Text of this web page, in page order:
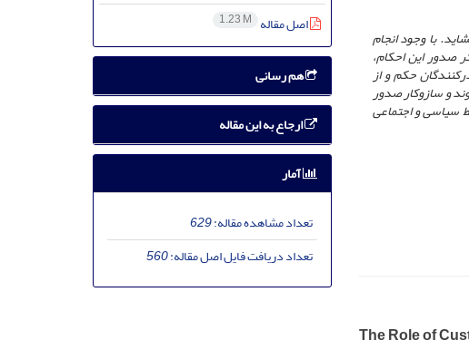
با وجود انجام
صدور این احکام،
حکم و از
و سازوکار صدور
سیاسی و اجتماعی
The Role of
اصل مقاله 1.23 M
هم رسانی
ارجاع به این مقاله
آمار
تعداد مشاهده مقاله:629
تعداد دریافت فایل اصل مقاله:560